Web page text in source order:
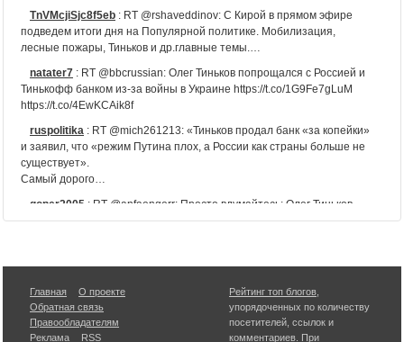
TnVMcjiSjc8f5eb : RT @rshaveddinov: С Кирой в прямом эфире
подведем итоги дня на Популярной политике. Мобилизация,
лесные пожары, Тиньков и др.главные темы.…
natater7 : RT @bbcrussian: Олег Тиньков попрощался с Россией и
Тинькофф банком из-за войны в Украине https://t.co/1G9Fe7gLuM
https://t.co/4EwKCAik8f
ruspolitika : RT @mich261213: «Тиньков продал банк «за копейки»
и заявил, что «режим Путина плох, а России как страны больше не
существует».
Самый дорого…
goper2005 : RT @anfaengerr: Просто вдумайтесь: Олег Тиньков
строил и развивал свой банк долгие годы, сделал его одним из
кото… https://t.co/cRzCueAKRU
Fenix2017Ivan:RT @ru2ch: Олег Тиньков протрезвел и
попрощался с «Тинькофф Банком» https://t.co/sRm1GqFmFJ
Главная
О проекте
Обратная связь
Правообладателям
Реклама
RSS
Рейтинг топ блогов
упорядоченных по количеству
посетителей, ссылок и
комментариев. При